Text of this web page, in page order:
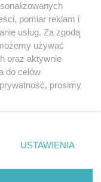
z portali
sięz nami
pomiar reklam i
usług. Za zgodą
używać
oraz aktywnie
do celów
prosimy
rogu strony
nie wymagają
się
miały
USTAWIENIA